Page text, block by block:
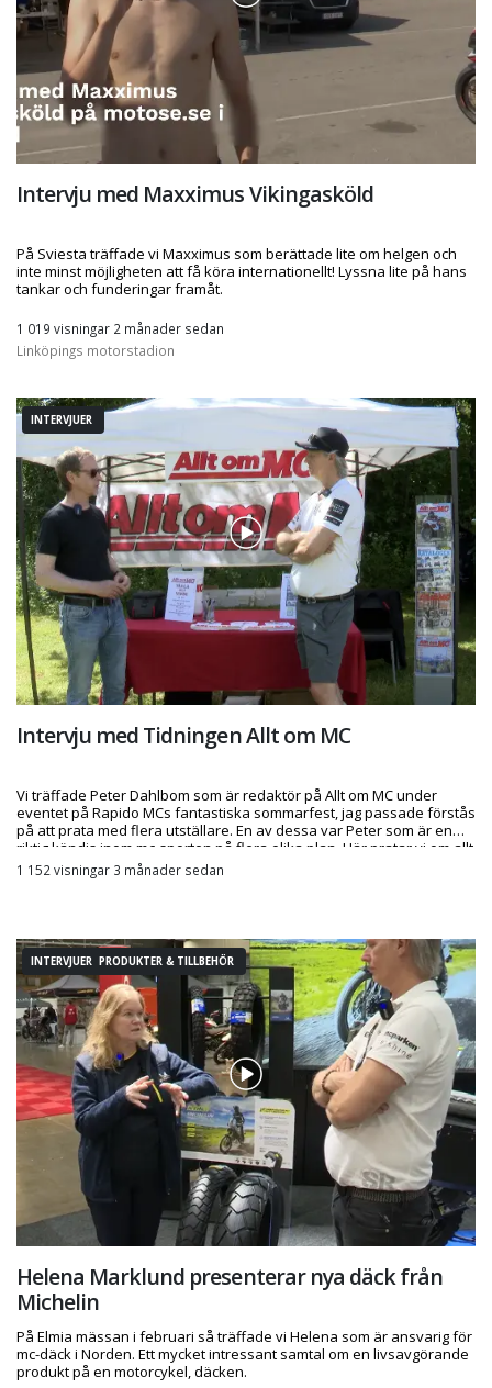
Intervju med Maxximus Vikingasköld
På Sviesta träffade vi Maxximus som berättade lite om helgen och
inte minst möjligheten att få köra internationellt! Lyssna lite på hans
tankar och funderingar framåt.
1 019 visningar 2 månader sedan
Linköpings motorstadion
INTERVJUER
Intervju med Tidningen Allt om MC
Vi träffade Peter Dahlbom som är redaktör på Allt om MC under
eventet på Rapido MCs fantastiska sommarfest, jag passade förstås
på att prata med flera utställare. En av dessa var Peter som är en
riktig kändis inom mc-sporten på flera olika plan. Här pratar vi om allt
från tidningen, till behov av fler skribenter, om racing, framtiden med
kinesiska märken och mycket mer.
1 152 visningar 3 månader sedan
INTERVJUER PRODUKTER & TILLBEHÖR
Helena Marklund presenterar nya däck från
Michelin
På Elmia mässan i februari så träffade vi Helena som är ansvarig för
mc-däck i Norden. Ett mycket intressant samtal om en livsavgörande
produkt på en motorcykel, däcken.